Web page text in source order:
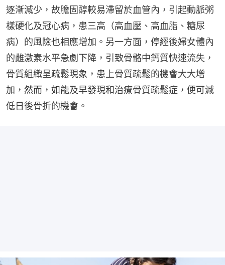
逐漸減少，故膽固醇較易滯留於血管內，引起動脈粥
樣硬化及冠心病，患三高（高血壓、高血脂、糖尿
病）的風險也相應增加。另一方面，停經後婦女體內
的雌激素水平急劇下降，引致骨骼中鈣質快速流失，
骨質組織呈疏鬆現象，患上骨質疏鬆的機會大大增
加，然而，如能及早發現和治療骨質疏鬆症，便可減
低日後骨折的機會。